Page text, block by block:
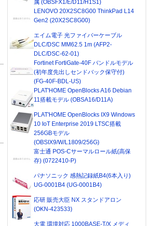
属 (OBSFX1/E/D11/H1S1)
LENOVO 20X2SC8G00 ThinkPad L14
Gen2 (20X2SC8G00)
エイム電子 光ファイバーケーブル
DLC/DSC MM62.5 1m (AFP2-
DLC/DSC-62-01)
Fortinet FortiGate-40F バンドルモデル
(初年度先出しセンドバック保守付)
(FG-40F-BDL-US)
PLAT'HOME OpenBlocks A16 Debian
11搭載モデル (OBSA16/D11A)
PLAT'HOME OpenBlocks IX9 Windows
10 IoT Enterprise 2019 LTSC搭載
256GBモデル
(OBSIX9/W/L1809/256G)
富士通 POS-Cサーマルロール紙(高保
存) (0722410-P)
パナソニック 感熱記録紙B4(6本入り)
UG-0001B4 (UG-0001B4)
応研 販売大臣 NX スタンドアロン
(OKN-423533)
大電 環境対応 1000BASE-T/X メディ